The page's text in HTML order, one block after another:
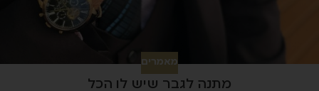
מאמרים
מתנה לגבר שיש לו הכל